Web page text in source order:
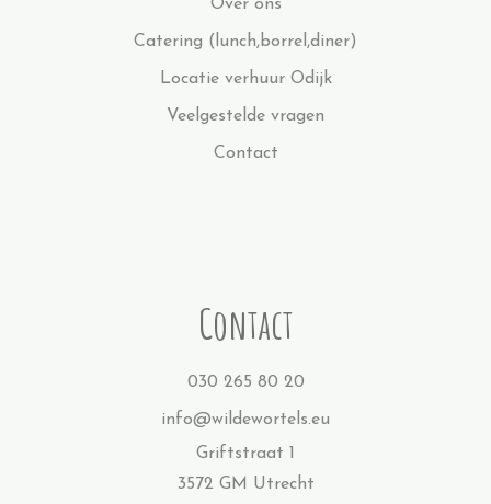
Over ons
Catering (lunch,borrel,diner)
Locatie verhuur Odijk
Veelgestelde vragen
Contact
Contact
030 265 80 20
info@wildewortels.eu
Griftstraat 1
3572 GM Utrecht